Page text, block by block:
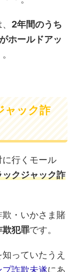
2年間のうち
ホールドアッ
ャック詐
行くモール
クジャック詐
欺・いかさま賭
欺犯罪です。
っていたうえ
詐欺未遂にあ